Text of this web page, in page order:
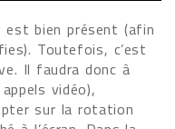
bien présent (afin
Toutefois, c’est
Il faudra donc à
vidéo),
sur la rotation